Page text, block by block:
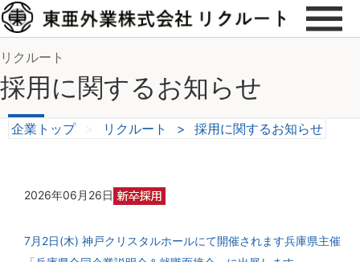
リクルート
採用に関するお知らせ
企業トップ リクルート > 採用に関するお知らせ
2026年06月26日
7月2日(木) 神戸クリスタルホールにて開催されます兵庫県主催